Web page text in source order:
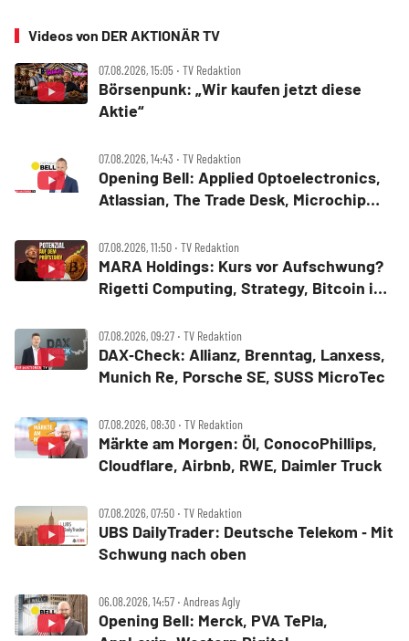
Videos von DER AKTIONÄR TV
07.08.2026, 15:05 ‧ TV Redaktion
Börsenpunk: „Wir kaufen jetzt diese
Aktie“
07.08.2026, 14:43 ‧ TV Redaktion
Opening Bell: Applied Optoelectronics,
Atlassian, The Trade Desk, Microchip
Digital
07.08.2026, 11:50 ‧ TV Redaktion
MARA Holdings: Kurs vor Aufschwung?
Rigetti Computing, Strategy, Bitcoin in
07.08.2026, 09:27 ‧ TV Redaktion
DAX‑Check: Allianz, Brenntag, Lanxess,
Munich Re, Porsche SE, SUSS MicroTec
07.08.2026, 08:30 ‧ TV Redaktion
Märkte am Morgen: Öl, ConocoPhillips,
Cloudflare, Airbnb, RWE, Daimler Truck
07.08.2026, 07:50 ‧ TV Redaktion
UBS DailyTrader: Deutsche Telekom ‑ Mit
Schwung nach oben
06.08.2026, 14:57 ‧ Andreas Agly
Opening Bell: Merck, PVA TePla,